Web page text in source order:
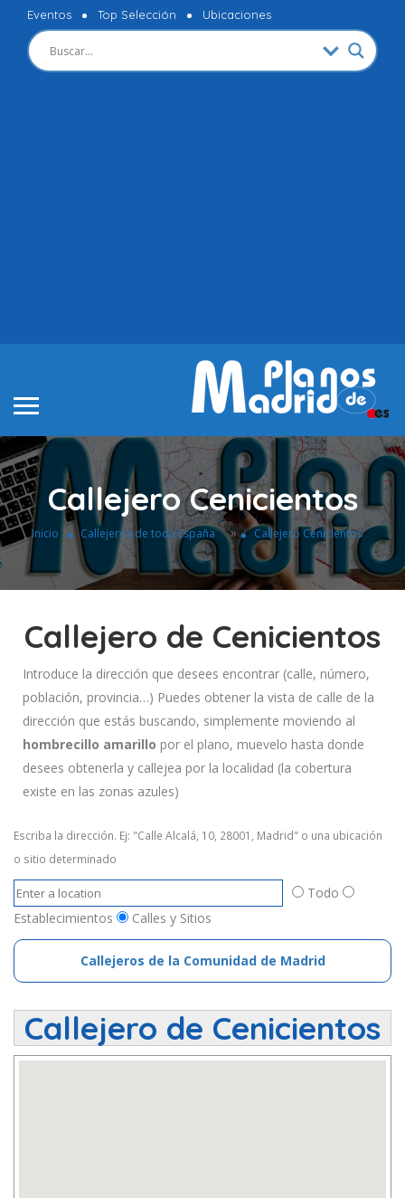
Eventos Top Selección Ubicaciones
Callejero Cenicientos
Inicio Callejeros de toda España » Callejero Cenicientos
Callejero de Cenicientos
Introduce la dirección que desees encontrar (calle, número,
población, provincia…) Puedes obtener la vista de calle de la
dirección que estás buscando, simplemente moviendo al
hombrecillo amarillo por el plano, muevelo hasta donde
desees obtenerla y callejea por la localidad (la cobertura
existe en las zonas azules)
Escriba la dirección. Ej: "Calle Alcalá, 10, 28001, Madrid" o una ubicación
o sitio determinado
Todo
Establecimientos
Calles y Sitios
Callejeros de la Comunidad de Madrid
Callejero de Cenicientos